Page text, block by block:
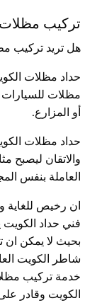
تركيب
هل تريد تركيب
حداد مظلات
مظلات للسيارات
أو المزارع.
حداد مظلات
والاتقان ليصبح
العاملة بنفس
ان رخيص
فني حداد
بحيث لا يمكن ان
شاطر الكويت
خدمة تركيب
الكويت وقادر